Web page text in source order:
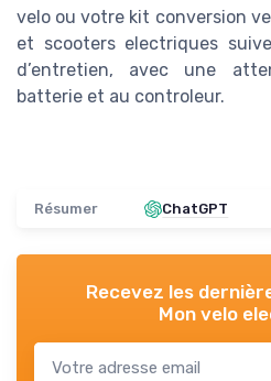
velo ou votre kit conversion
et scooters electriques
d’entretien, avec une
batterie et au controleur.
Résumer ChatGPT
Recevez les
Mon velo